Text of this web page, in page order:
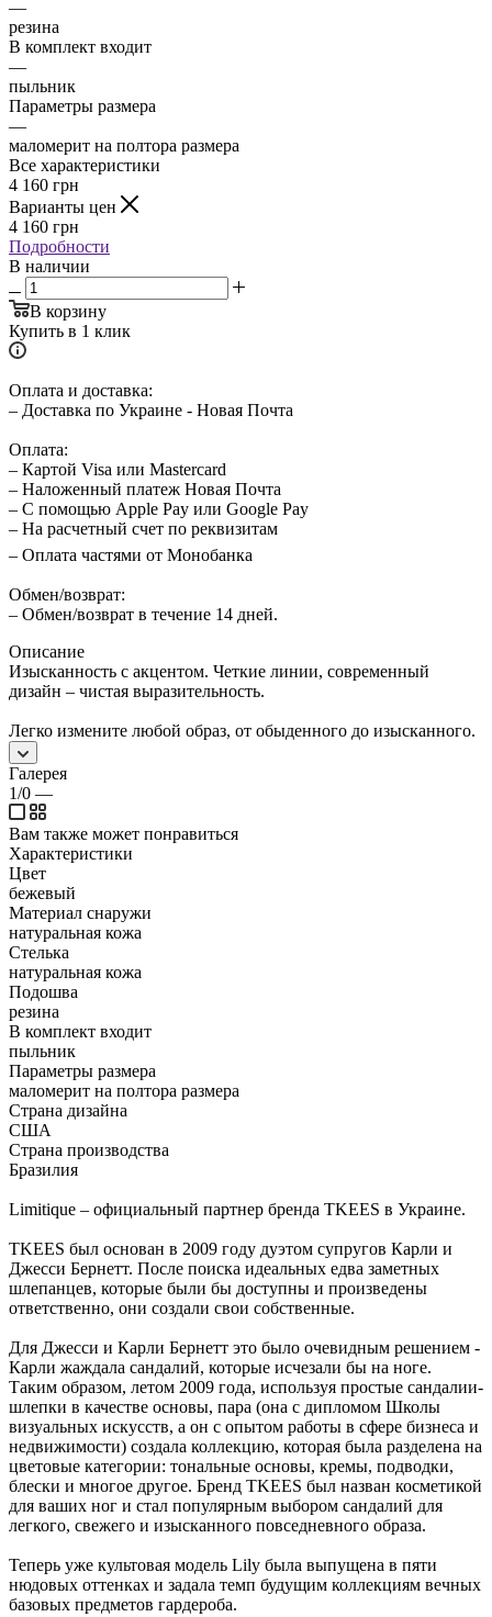
—
резина
В комплект входит
—
пыльник
Параметры размера
—
маломерит на полтора размера
Все характеристики
4 160 грн
Варианты цен
4 160 грн
Подробности
В наличии
В корзину
Купить в 1 клик
Оплата и доставка:
– Доставка по Украине - Новая Почта
Оплата:
– Картой Visa или Mastercard
– Наложенный платеж Новая Почта
– С помощью Apple Pay или Google Pay
– На расчетный счет по реквизитам
– Оплата частями от Монобанка
Обмен/возврат:
– Обмен/возврат в течение 14 дней.
Описание
Изысканность с акцентом. Четкие линии, современный
дизайн – чистая выразительность.
Легко измените любой образ, от обыденного до изысканного.
Галерея
1/0 —
Вам также может понравиться
Характеристики
Цвет
бежевый
Материал снаружи
натуральная кожа
Стелька
натуральная кожа
Подошва
резина
В комплект входит
пыльник
Параметры размера
маломерит на полтора размера
Страна дизайна
США
Страна производства
Бразилия
Limitique – официальный партнер бренда TKEES в Украине.
TKEES был основан в 2009 году дуэтом супругов Карли и
Джесси Бернетт. После поиска идеальных едва заметных
шлепанцев, которые были бы доступны и произведены
ответственно, они создали свои собственные.
Для Джесси и Карли Бернетт это было очевидным решением -
Карли жаждала сандалий, которые исчезали бы на ноге.
Таким образом, летом 2009 года, используя простые сандалии-
шлепки в качестве основы, пара (она с дипломом Школы
визуальных искусств, а он с опытом работы в сфере бизнеса и
недвижимости) создала коллекцию, которая была разделена на
цветовые категории: тональные основы, кремы, подводки,
блески и многое другое. Бренд TKEES был назван косметикой
для ваших ног и стал популярным выбором сандалий для
легкого, свежего и изысканного повседневного образа.
Теперь уже культовая модель Lily была выпущена в пяти
нюдовых оттенках и задала темп будущим коллекциям вечных
базовых предметов гардероба.